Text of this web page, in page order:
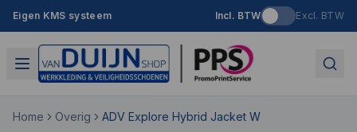
Eigen KMS systeem Incl. BTW Excl. BTW
Home Overig ADV Explore Hybrid Jacket W